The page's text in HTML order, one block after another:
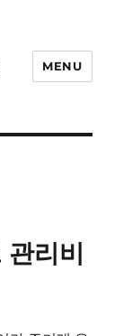
MENU
리비